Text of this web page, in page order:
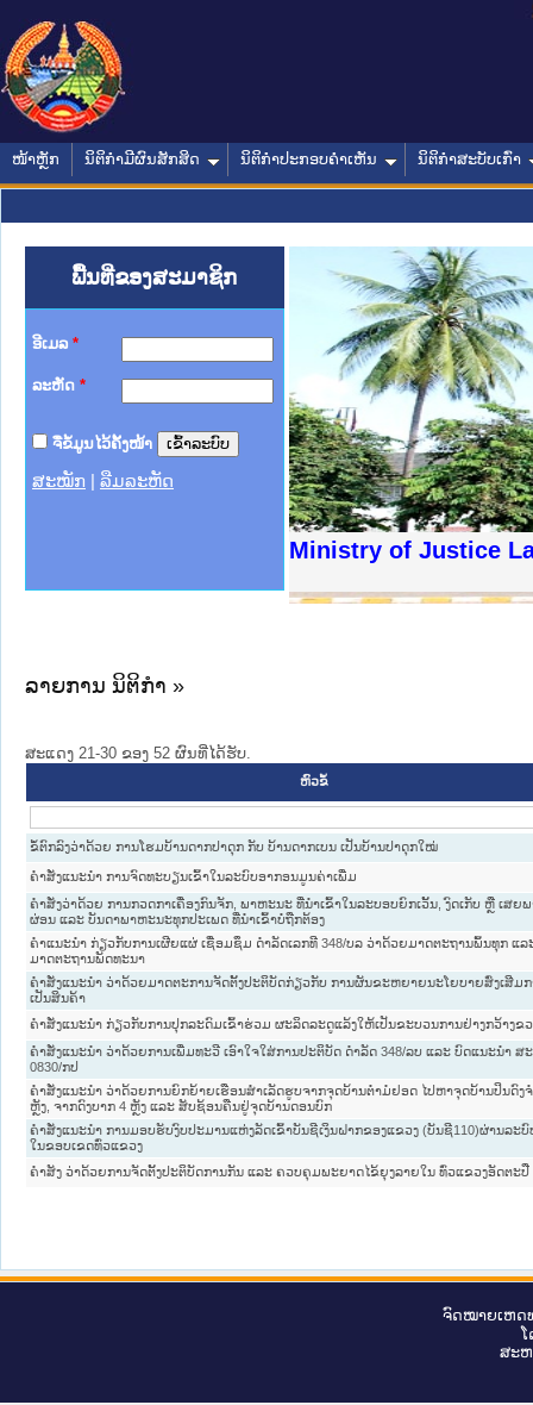
ໜ້າຫຼັກ ນິຕິກໍາມີຜົນສັກສິດ ນິຕິກໍາປະກອບຄໍາເຫັນ ນິຕິກໍາສະບັບເກົ່າ
ພື້ນທີ່ຂອງສະມາຊິກ
ອີເມລ *
ລະຫັດ *
ຈື່ຂໍ້ມູນໄວ້ຄັ້ງໜ້າ
ສະໝັກ ລືມລະຫັດ
Ministry of Justice
າຊົນ ພາກເໜືອ
ການ
ກາງ
ໃຕ້
ຕຳຫຼວດປະຊາຊົນ
ສັນຕິບານປະຊາຊົນ
ກເໜືອ
າຊົນ ພາກກາງ
ລາຍການ ນິຕິກໍາ »
ສະແດງ 21-30 ຂອງ 52 ຜົນທີ່ໄດ້ຮັບ.
ຫົວຂໍ້
ຂໍ້ຕົກລົງວ່າດ້ວຍ ການໂຮມບ້ານດາກປາດຸກ ກັບ ບ້ານດາກເບນ ເປັນບ້ານປາດຸກໃໝ່
ຄຳສັ່ງແນະນຳ ການຈົດທະບຽນເຂົ້າໃນລະບົບອາກອນມູນຄ່າເພີ່ມ
ຄຳສັ່ງວ່າດ້ວຍ ການກວດກາເຄື່ອງກົນຈັກ, ພາຫະນະ ທີ່ນຳເຂົ້າໃນລະບອບຍົກເວັ້ນ, ງົດເກັບ ຫຼື ເສຍ
ຜ່ອນ ແລະ ບັນດາພາຫະນະທຸກປະເພດ ທີ່ນຳເຂົ້າບໍ່ຖືກຕ້ອງ
ຄຳແນະນຳ ກ່ຽວກັບການເຜີຍແຜ່ ເຊື່ອມຊຶມ ດຳລັດເລກທີ 348/ບລ ວ່າດ້ວຍມາດຕະຖານພົ້ນທຸກ ແລ
ມາດຕະຖານພັດທະນາ
ຄຳສັ່ງແນະນຳ ວ່າດ້ວຍມາດຕະການຈັດຕັ້ງປະຕິບັດກ່ຽວກັບ ການຜັນຂະຫຍາຍນະໂຍບາຍສົ່ງເສີມ
ເປັນສິນຄ້າ
ຄຳສັ່ງແນະນຳ ກ່ຽວກັບການປຸກລະດົມເຂົ້າຮ່ວມ ຜະລິດລະດູແລ້ງໃຫ້ເປັນຂະບວນການຢ່າງກວ້າງຂວ
ຄຳສັ່ງແນະນຳ ວ່າດ້ວຍການເພີ່ມທະວີ ເອົາໃຈໃສ່ການປະຕິບັດ ດຳລັດ 348/ລບ ແລະ ບົດແນະນຳ ສ
0830/ກປ
ຄຳສັ່ງແນະນຳ ວ່າດ້ວຍການຍົກຍ້າຍເຮືອນສຳເລັດຮູບຈາກຈຸດບ້ານຕຳມໍຢອດ ໄປຫາຈຸດບ້ານປິນດົງ
ຫຼັງ, ຈາກດົງບາກ 4 ຫຼັງ ແລະ ສັບຊ້ອນຄືນຢູ່ຈຸດບ້ານດອນບົກ
ຄຳສັ່ງແນະນຳ ການມອບຮັບງົບປະມານແຫ່ງລັດເຂົ້າບັນຊີເງິນຝາກຂອງແຂວງ (ບັນຊີ110)ຜ່ານລະ
ໃນຂອບເຂດທົ່ວແຂວງ
ຄຳສັງ ວ່າດ້ວຍການຈັດຕັ້ງປະຕິບັດການກັນ ແລະ ຄວບຄຸມພະຍາດໄຂ້ຍຸງລາຍໃນ ທົ່ວແຂວງອັດຕະປື
ຈົດ​ໝາຍ​ເຫດ​
ສະ​ຫ